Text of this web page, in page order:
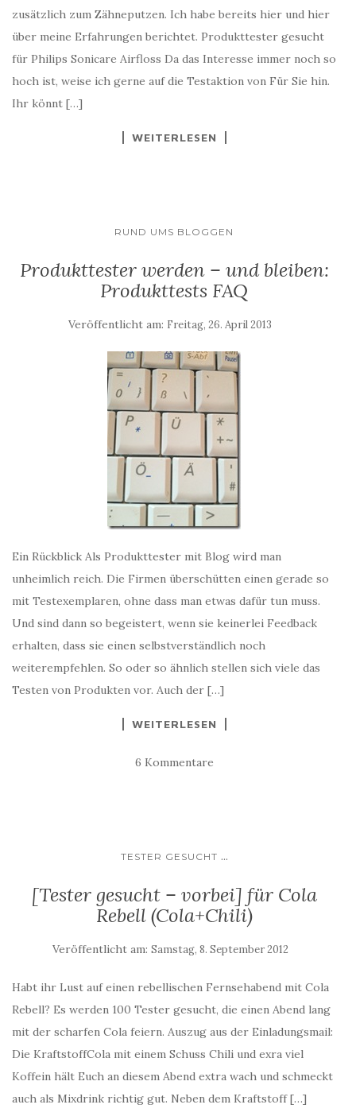
zusätzlich zum Zähneputzen. Ich habe bereits hier und hier
über meine Erfahrungen berichtet. Produkttester gesucht
für Philips Sonicare Airfloss Da das Interesse immer noch so
hoch ist, weise ich gerne auf die Testaktion von Für Sie hin.
Ihr könnt […]
WEITERLESEN
RUND UMS BLOGGEN
Produkttester werden – und bleiben:
Produkttests FAQ
Veröffentlicht am: Freitag, 26. April 2013
Ein Rückblick Als Produkttester mit Blog wird man
unheimlich reich. Die Firmen überschütten einen gerade so
mit Testexemplaren, ohne dass man etwas dafür tun muss.
Und sind dann so begeistert, wenn sie keinerlei Feedback
erhalten, dass sie einen selbstverständlich noch
weiterempfehlen. So oder so ähnlich stellen sich viele das
Testen von Produkten vor. Auch der […]
WEITERLESEN
6 Kommentare
TESTER GESUCHT ...
[Tester gesucht – vorbei] für Cola
Rebell (Cola+Chili)
Veröffentlicht am: Samstag, 8. September 2012
Habt ihr Lust auf einen rebellischen Fernsehabend mit Cola
Rebell? Es werden 100 Tester gesucht, die einen Abend lang
mit der scharfen Cola feiern. Auszug aus der Einladungsmail:
Die KraftstoffCola mit einem Schuss Chili und exra viel
Koffein hält Euch an diesem Abend extra wach und schmeckt
auch als Mixdrink richtig gut. Neben dem Kraftstoff […]